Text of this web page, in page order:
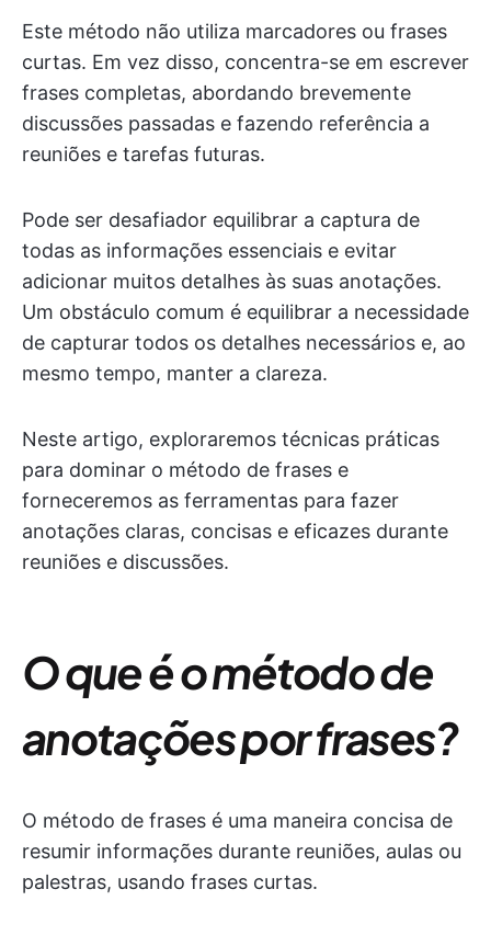
Este método não utiliza marcadores ou frases
curtas. Em vez disso, concentra-se em escrever
frases completas, abordando brevemente
discussões passadas e fazendo referência a
reuniões e tarefas futuras.
Pode ser desafiador equilibrar a captura de
todas as informações essenciais e evitar
adicionar muitos detalhes às suas anotações.
Um obstáculo comum é equilibrar a necessidade
de capturar todos os detalhes necessários e, ao
mesmo tempo, manter a clareza.
Neste artigo, exploraremos técnicas práticas
para dominar o método de frases e
forneceremos as ferramentas para fazer
anotações claras, concisas e eficazes durante
reuniões e discussões.
O que é o método de
anotações por frases?
O método de frases é uma maneira concisa de
resumir informações durante reuniões, aulas ou
palestras, usando frases curtas.